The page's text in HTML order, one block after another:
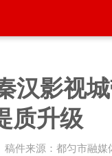
汉影视
质升级
稿件来源：都匀市融媒